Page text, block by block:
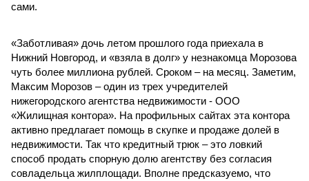
сами.
«Заботливая» дочь летом прошлого года приехала в
Нижний Новгород, и «взяла в долг» у незнакомца Морозова
чуть более миллиона рублей. Сроком – на месяц. Заметим,
Максим Морозов – один из трех учредителей
нижегородского агентства недвижимости - ООО
«Жилищная контора». На профильных сайтах эта контора
активно предлагает помощь в скупке и продаже долей в
недвижимости. Так что кредитный трюк – это ловкий
способ продать спорную долю агентству без согласия
совладельца жилплощади. Вполне предсказуемо, что